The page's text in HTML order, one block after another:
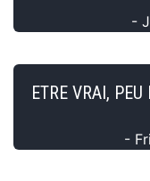
-
ETRE VRAI,
-